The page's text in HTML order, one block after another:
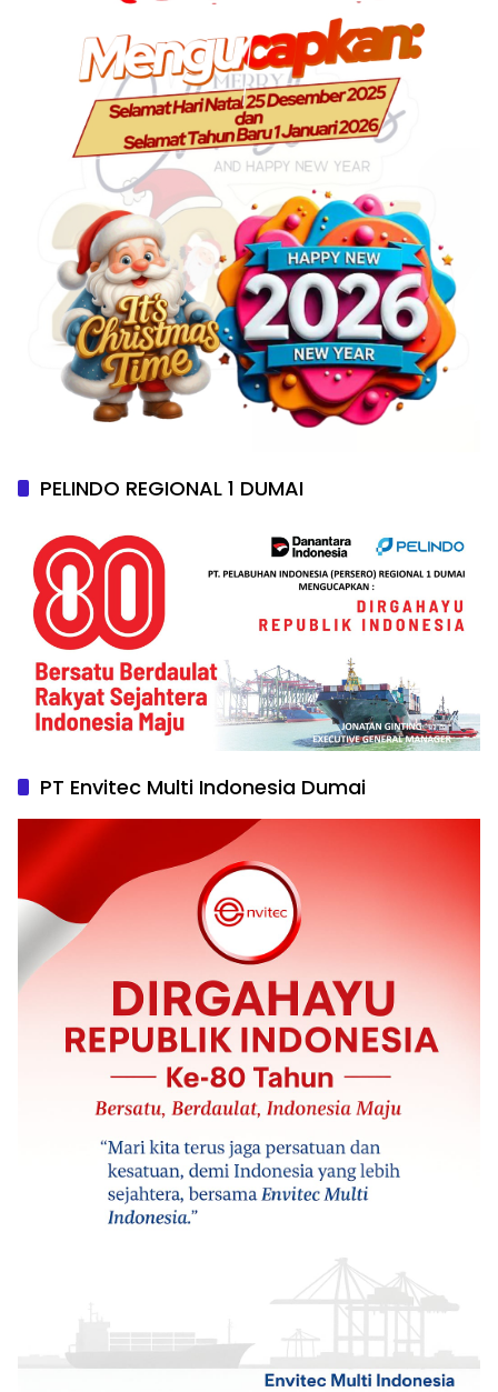
PELINDO REGIONAL 1 DUMAI
PT Envitec Multi Indonesia Dumai